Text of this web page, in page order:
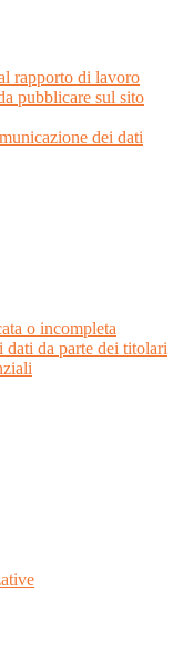
rapporto di lavoro
pubblicare sul sito
dei dati
o incompleta
dati da parte dei titolari